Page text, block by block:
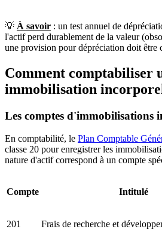
💡 À savoir : un test annuel de
l'actif perd durablement de la valeur
une provision pour dépréciation doit être
Comment comptabiliser
immobilisation
Les comptes d'immobilisations
En comptabilité, le Plan Comptable
classe 20 pour enregistrer les
nature d'actif correspond à un compte
Compte Intitulé
201 Frais de recherche et